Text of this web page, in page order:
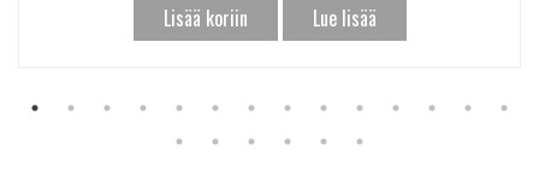
Lisää koriin Lue lisää